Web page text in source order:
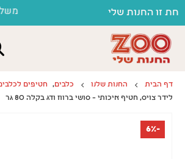
שלי משלוחים
דף הבית החנות שלנו כלבים,
חטיפים
לידר צויס, חטיף איכותי – סושי ברווז ודג בקלה 80 גר
-6%